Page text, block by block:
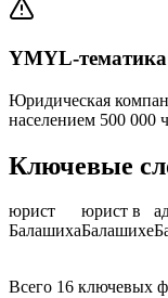
YMYL-
Юридическая
населением 500 000
Ключевые
юрист
Балашиха
юрист в
Балашихе
Всего 16 ключевых